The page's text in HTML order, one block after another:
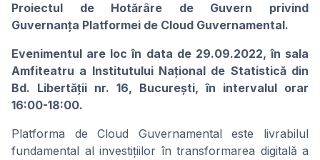
Proiectul de Hotărâre de Guvern privind
Guvernanța Platformei de Cloud Guvernamental.
Evenimentul are loc în data de 29.09.2022, în sala
Amfiteatru a Institutului Național de Statistică din
Bd. Libertății nr. 16, București, în intervalul orar
16:00-18:00.
Platforma de Cloud Guvernamental este livrabilul
fundamental al investițiilor în transformarea digitală a